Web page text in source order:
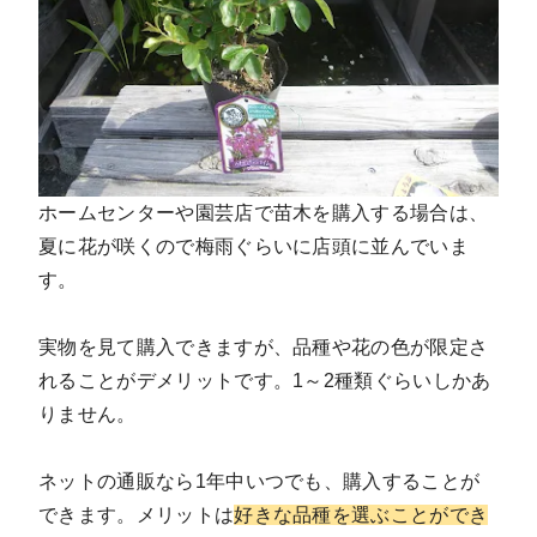
ホームセンターや園芸店で苗木を購入する場合は、
夏に花が咲くので梅雨ぐらいに店頭に並んでいま
す。
実物を見て購入できますが、品種や花の色が限定さ
れることがデメリットです。1～2種類ぐらいしかあ
りません。
ネットの通販なら1年中いつでも、購入することが
できます。メリットは好きな品種を選ぶことができ